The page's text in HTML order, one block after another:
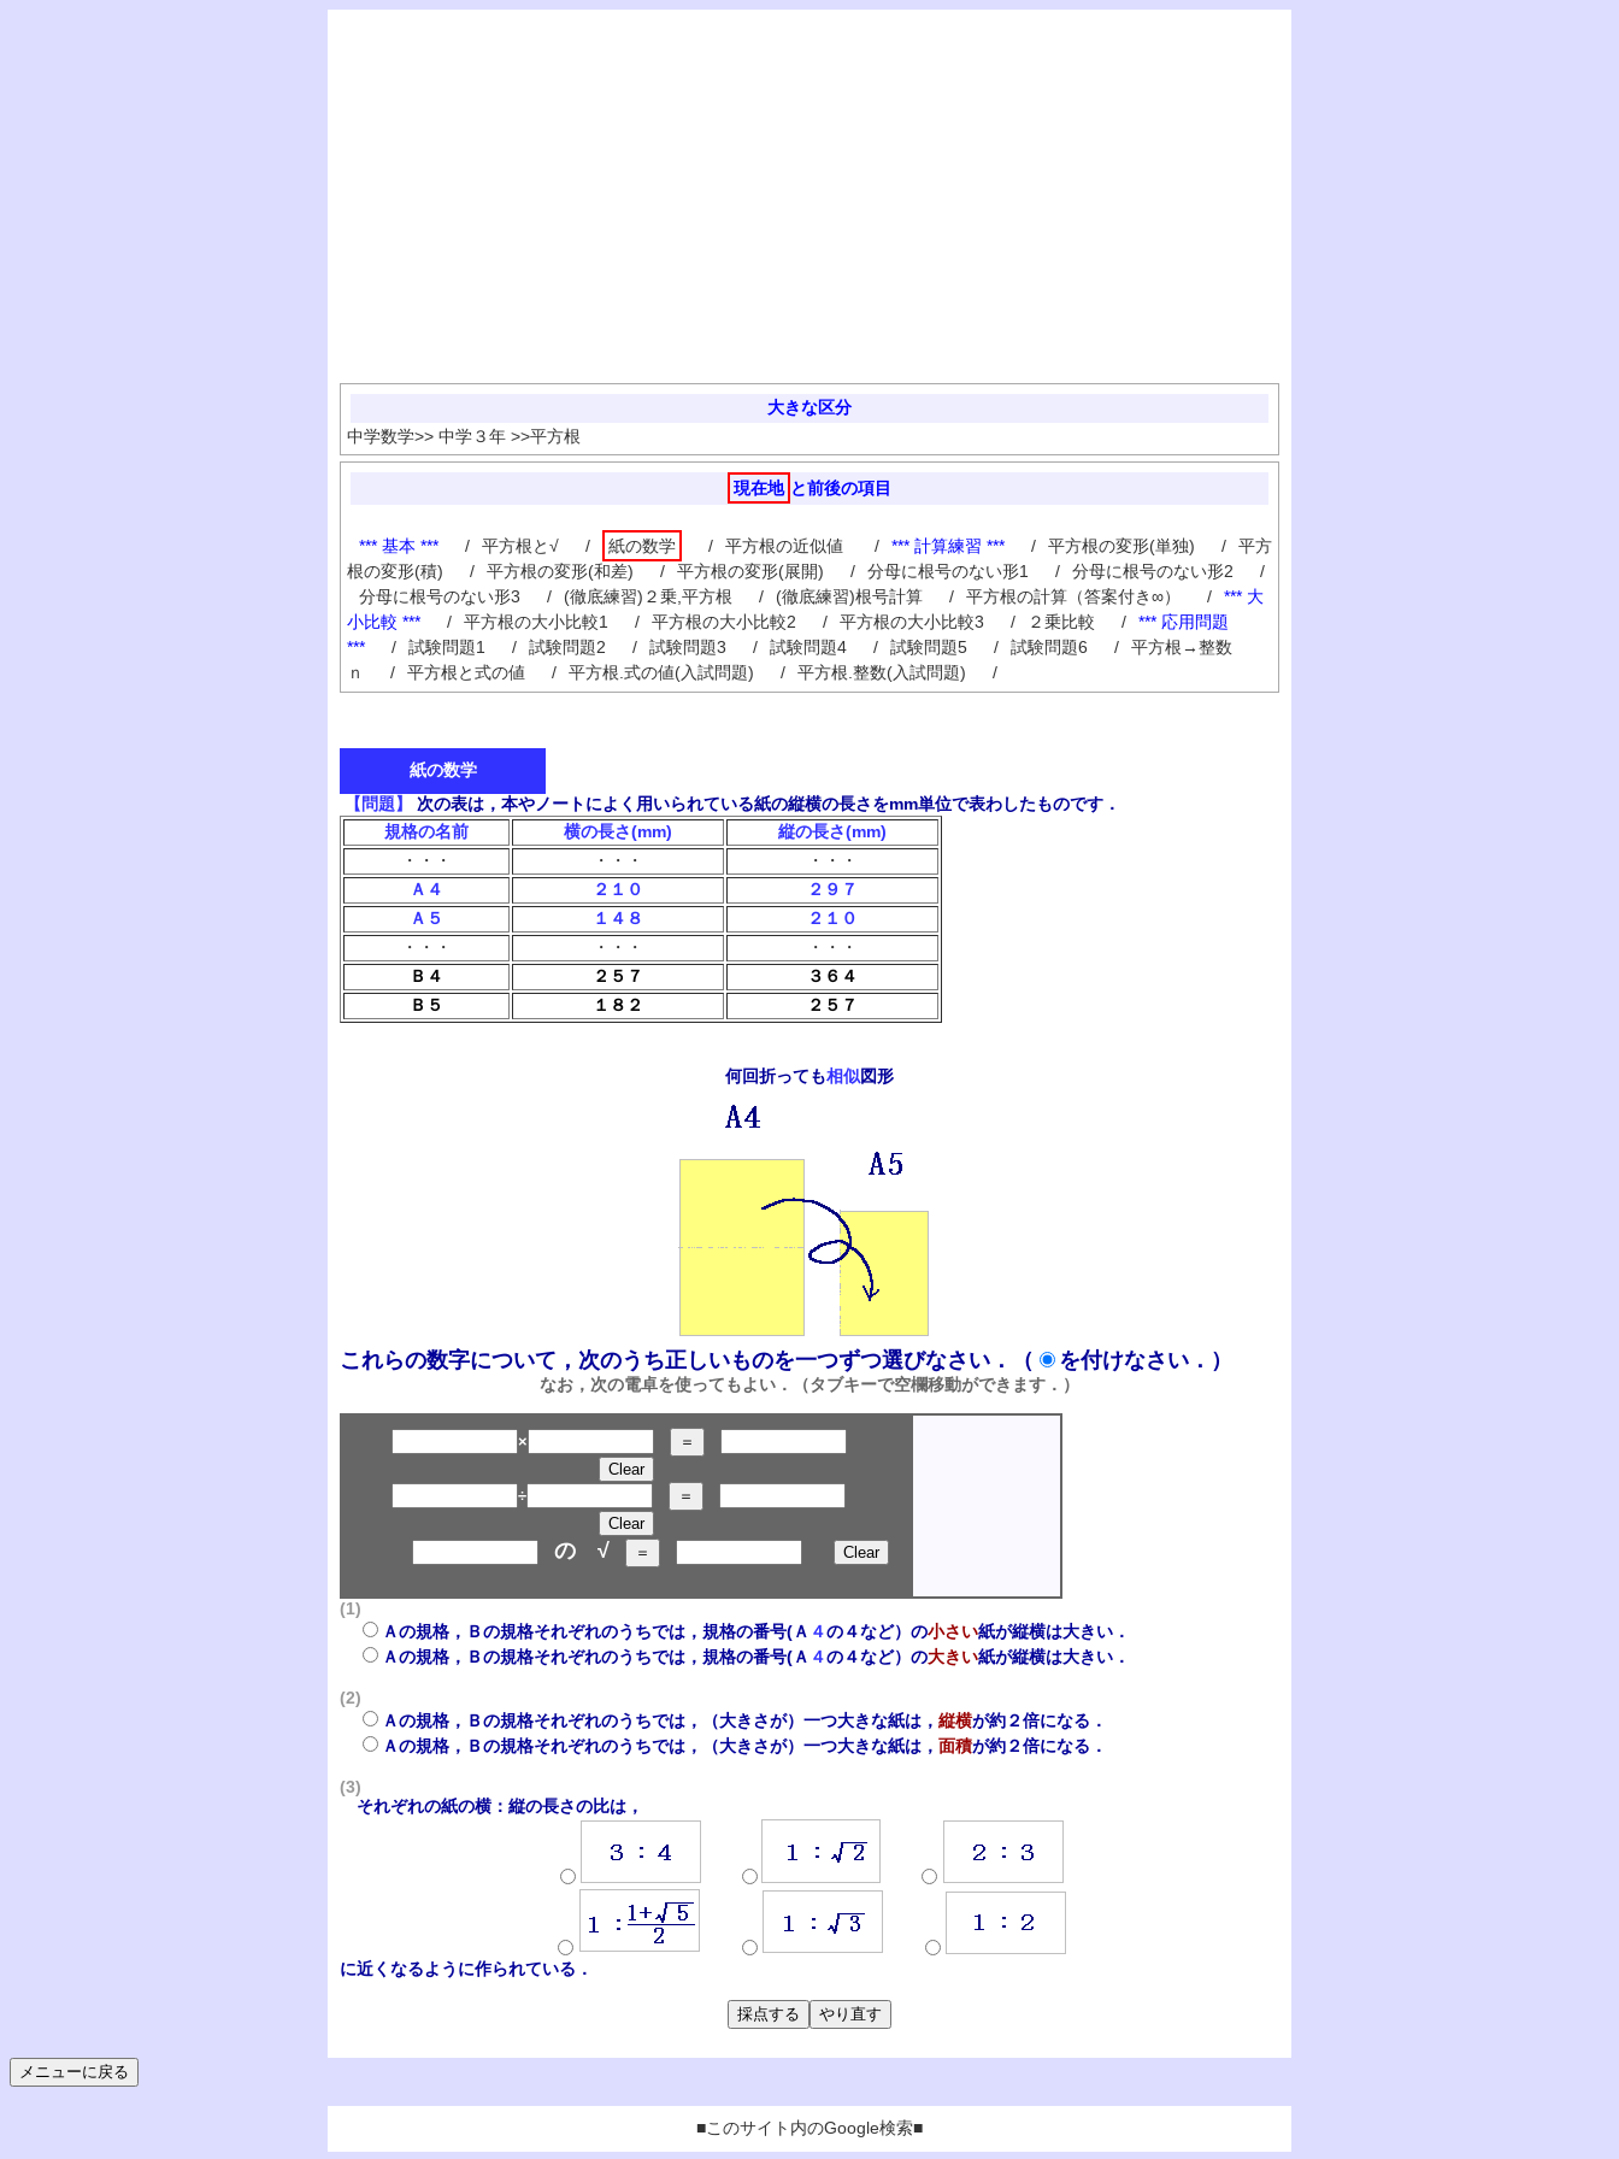
大きな区分
中学数学>> 中学３年 >>平方根
現在地 と前後の項目
*** 基本 *** / 平方根と√ / 紙の数学 / 平方根の近似値 / *** 計算練習 *** / 平方根の変形(単独) /
平方
根の変形(積)
/ 平方根の変形(和差) / 平方根の変形(展開) / 分母に根号のない形1 / 分母に根号のない形2
/
分母に根号のない形3
/ (徹底練習)２乗,平方根 / (徹底練習)根号計算 / 平方根の計算（答案付き∞） /
*** 大
小比較 ***
/ 平方根の大小比較1 / 平方根の大小比較2 / 平方根の大小比較3 / ２乗比較 /
*** 応用問題
***
/ 試験問題1 / 試験問題2 / 試験問題3 / 試験問題4 / 試験問題5 / 試験問題6 /
平方根→整数
ｎ
/ 平方根と式の値 / 平方根.式の値(入試問題) / 平方根.整数(入試問題) /
紙の数学
【問題】
次の表は，本やノートによく用いられている紙の縦横の長さをmm単位で表わしたものです．
規格の名前
横の長さ(mm)
縦の長さ(mm)
・・・
・・・
・・・
Ａ４
２１０
２９７
Ａ５
１４８
２１０
・・・
・・・
・・・
Ｂ４
２５７
３６４
Ｂ５
１８２ ２５７
何回折っても相似図形
これらの数字について，次のうち正しいものを一つずつ選びなさい．（ を付けなさい．）
なお，次の電卓を使ってもよい．（タブキーで空欄移動ができます．）
×
÷
の √
(1)
Ａの規格，Ｂの規格それぞれのうちでは，規格の番号(Ａ ４の４など）の小さい紙が縦横は大きい．
Ａの規格，Ｂの規格それぞれのうちでは，規格の番号(Ａ ４の４など）の大きい紙が縦横は大きい．
(2)
Ａの規格，Ｂの規格それぞれのうちでは，（大きさが）一つ大きな紙は， 縦横が約２倍になる．
Ａの規格，Ｂの規格それぞれのうちでは，（大きさが）一つ大きな紙は， 面積が約２倍になる．
(3)
それぞれの紙の横：縦の長さの比は，
に近くなるように作られている．
■このサイト内のGoogle検索■